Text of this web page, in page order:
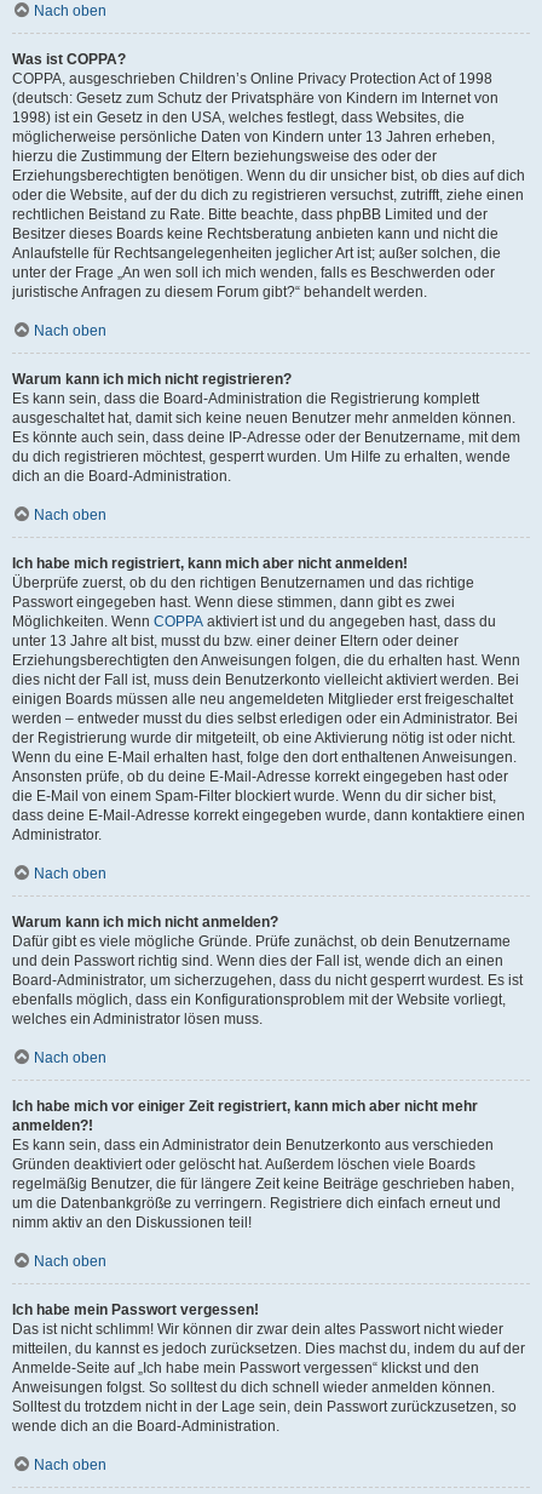
Nach oben
Was ist COPPA?
COPPA, ausgeschrieben Children’s Online Privacy Protection Act of 1998
(deutsch: Gesetz zum Schutz der Privatsphäre von Kindern im Internet von
1998) ist ein Gesetz in den USA, welches festlegt, dass Websites, die
möglicherweise persönliche Daten von Kindern unter 13 Jahren erheben,
hierzu die Zustimmung der Eltern beziehungsweise des oder der
Erziehungsberechtigten benötigen. Wenn du dir unsicher bist, ob dies auf dich
oder die Website, auf der du dich zu registrieren versuchst, zutrifft, ziehe einen
rechtlichen Beistand zu Rate. Bitte beachte, dass phpBB Limited und der
Besitzer dieses Boards keine Rechtsberatung anbieten kann und nicht die
Anlaufstelle für Rechtsangelegenheiten jeglicher Art ist; außer solchen, die
unter der Frage „An wen soll ich mich wenden, falls es Beschwerden oder
juristische Anfragen zu diesem Forum gibt?“ behandelt werden.
Nach oben
Warum kann ich mich nicht registrieren?
Es kann sein, dass die Board-Administration die Registrierung komplett
ausgeschaltet hat, damit sich keine neuen Benutzer mehr anmelden können.
Es könnte auch sein, dass deine IP-Adresse oder der Benutzername, mit dem
du dich registrieren möchtest, gesperrt wurden. Um Hilfe zu erhalten, wende
dich an die Board-Administration.
Nach oben
Ich habe mich registriert, kann mich aber nicht anmelden!
Überprüfe zuerst, ob du den richtigen Benutzernamen und das richtige
Passwort eingegeben hast. Wenn diese stimmen, dann gibt es zwei
Möglichkeiten. Wenn COPPA aktiviert ist und du angegeben hast, dass du
unter 13 Jahre alt bist, musst du bzw. einer deiner Eltern oder deiner
Erziehungsberechtigten den Anweisungen folgen, die du erhalten hast. Wenn
dies nicht der Fall ist, muss dein Benutzerkonto vielleicht aktiviert werden. Bei
einigen Boards müssen alle neu angemeldeten Mitglieder erst freigeschaltet
werden – entweder musst du dies selbst erledigen oder ein Administrator. Bei
der Registrierung wurde dir mitgeteilt, ob eine Aktivierung nötig ist oder nicht.
Wenn du eine E-Mail erhalten hast, folge den dort enthaltenen Anweisungen.
Ansonsten prüfe, ob du deine E-Mail-Adresse korrekt eingegeben hast oder
die E-Mail von einem Spam-Filter blockiert wurde. Wenn du dir sicher bist,
dass deine E-Mail-Adresse korrekt eingegeben wurde, dann kontaktiere einen
Administrator.
Nach oben
Warum kann ich mich nicht anmelden?
Dafür gibt es viele mögliche Gründe. Prüfe zunächst, ob dein Benutzername
und dein Passwort richtig sind. Wenn dies der Fall ist, wende dich an einen
Board-Administrator, um sicherzugehen, dass du nicht gesperrt wurdest. Es ist
ebenfalls möglich, dass ein Konfigurationsproblem mit der Website vorliegt,
welches ein Administrator lösen muss.
Nach oben
Ich habe mich vor einiger Zeit registriert, kann mich aber nicht mehr
anmelden?!
Es kann sein, dass ein Administrator dein Benutzerkonto aus verschieden
Gründen deaktiviert oder gelöscht hat. Außerdem löschen viele Boards
regelmäßig Benutzer, die für längere Zeit keine Beiträge geschrieben haben,
um die Datenbankgröße zu verringern. Registriere dich einfach erneut und
nimm aktiv an den Diskussionen teil!
Nach oben
Ich habe mein Passwort vergessen!
Das ist nicht schlimm! Wir können dir zwar dein altes Passwort nicht wieder
mitteilen, du kannst es jedoch zurücksetzen. Dies machst du, indem du auf der
Anmelde-Seite auf „Ich habe mein Passwort vergessen“ klickst und den
Anweisungen folgst. So solltest du dich schnell wieder anmelden können.
Solltest du trotzdem nicht in der Lage sein, dein Passwort zurückzusetzen, so
wende dich an die Board-Administration.
Nach oben